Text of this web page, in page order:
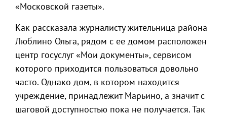
«Московской газеты».
Как рассказала журналисту жительница района
Люблино Ольга, рядом с ее домом расположен
центр госуслуг «Мои документы», сервисом
которого приходится пользоваться довольно
часто. Однако дом, в котором находится
учреждение, принадлежит Марьино, а значит с
шаговой доступностью пока не получается. Так